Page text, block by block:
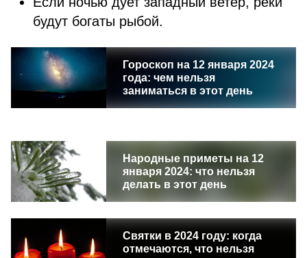
будут богаты рыбой.
Гороскоп на 12 января 2024
года: чем нельзя
заниматься в этот день
Народные приметы на 12
января 2024: что нельзя
делать в этот день
Святки в 2024 году: когда
отмечаются, что нельзя